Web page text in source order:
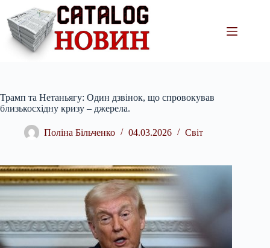
вмісту
Трамп та Нетаньягу: Один дзвінок, що спровокував
близькосхідну кризу – джерела.
Поліна Більченко 04.03.2026 Світ